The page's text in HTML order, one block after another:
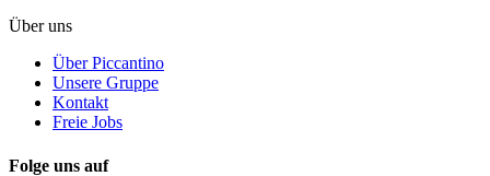
Über uns
Über Piccantino
Unsere Gruppe
Kontakt
Freie Jobs
Folge uns auf